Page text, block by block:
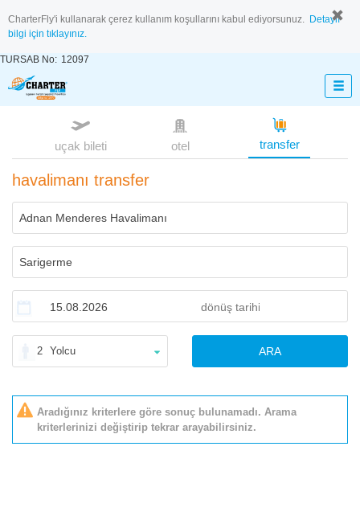
CharterFly'i kullanarak çerez kullanım koşullarını kabul ediyorsunuz. Detaylı
bilgi için tıklayınız.
TURSAB No: 12097
uçak bileti otel transfer
havalimanı transfer
2 Yolcu ARA
Aradığınız kriterlere göre sonuç bulunamadı. Arama
kriterlerinizi değiştirip tekrar arayabilirsiniz.